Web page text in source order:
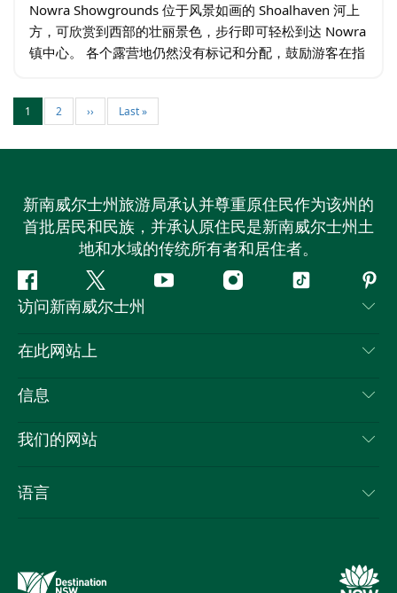
Nowra Showgrounds 位于风景如画的 Shoalhaven 河上
方，可欣赏到西部的壮丽景色，步行即可轻松到达 Nowra
镇中心。 各个露营地仍然没有标记和分配，鼓励游客在指
1 2 ›› Last »
新南威尔士州旅游局承认并尊重原住民作为该州的
首批居民和民族，并承认原住民是新南威尔士州土
地和水域的传统所有者和居住者。
Facebook叽
叽
喳
YouTube Instagram抖
访问新南威尔士州
联系我们
隐私
Cookie 通知
在此网站上
目的地
新南威尔士州公路旅行
活动
信息
旅行信息
新南威尔士州的商业
我们的网站
新南威尔士州旅游局媒体中心
语言